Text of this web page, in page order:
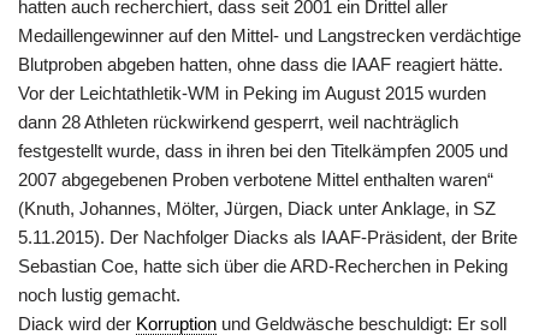
hatten auch recherchiert, dass seit 2001 ein Drittel aller
Medaillengewinner auf den Mittel- und Langstrecken verdächtige
Blutproben abgeben hatten, ohne dass die IAAF reagiert hätte.
Vor der Leichtathletik-WM in Peking im August 2015 wurden
dann 28 Athleten rückwirkend gesperrt, weil nachträglich
festgestellt wurde, dass in ihren bei den Titelkämpfen 2005 und
2007 abgegebenen Proben verbotene Mittel enthalten waren“
(Knuth, Johannes, Mölter, Jürgen, Diack unter Anklage, in SZ
5.11.2015). Der Nachfolger Diacks als IAAF-Präsident, der Brite
Sebastian Coe, hatte sich über die ARD-Recherchen in Peking
noch lustig gemacht.
Diack wird der Korruption und Geldwäsche beschuldigt: Er soll